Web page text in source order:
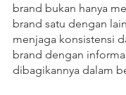
brand bukan hanya
brand satu dengan
menjaga konsistensi
brand dengan
dibagikannya dalam